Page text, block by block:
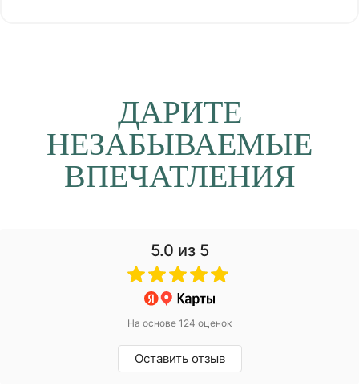
ДАРИТЕ
НЕЗАБЫВАЕМЫЕ
ВПЕЧАТЛЕНИЯ
5.0 из 5
На основе 124 оценок
Оставить отзыв